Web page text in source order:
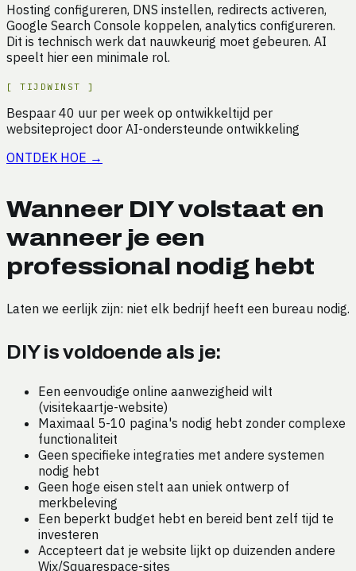
Hosting configureren, DNS instellen, redirects activeren,
Google Search Console koppelen, analytics configureren.
Dit is technisch werk dat nauwkeurig moet gebeuren. AI
speelt hier een minimale rol.
[TIJDWINST ]
Bespaar 40 uur per week op ontwikkeltijd per
websiteproject door AI-ondersteunde ontwikkeling
ONTDEK HOE →
Wanneer DIY volstaat en
wanneer je een
professional nodig hebt
Laten we eerlijk zijn: niet elk bedrijf heeft een bureau nodig.
DIY is voldoende als je:
Een eenvoudige online aanwezigheid wilt
(visitekaartje-website)
Maximaal 5-10 pagina's nodig hebt zonder complexe
functionaliteit
Geen specifieke integraties met andere systemen
nodig hebt
Geen hoge eisen stelt aan uniek ontwerp of
merkbeleving
Een beperkt budget hebt en bereid bent zelf tijd te
investeren
Accepteert dat je website lijkt op duizenden andere
Wix/Squarespace-sites